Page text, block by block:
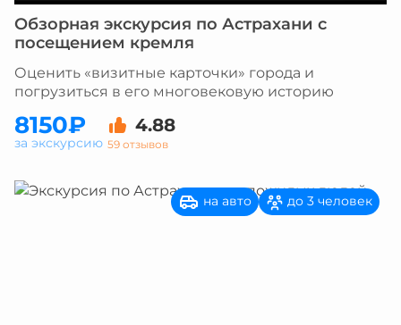
Обзорная экскурсия по Астрахани с
посещением кремля
Оценить «визитные карточки» города и
погрузиться в его многовековую историю
8150₽ 4.88
59 отзывов
за экскурсию
на авто до 3 человек